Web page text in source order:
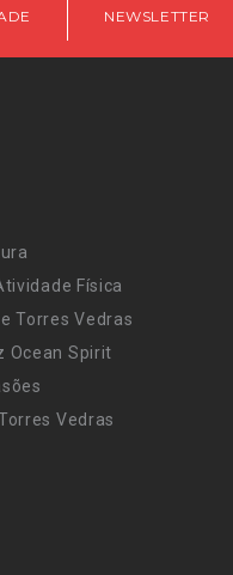
NEWSLETTER
Física
Torres Vedras
Ocean Spirit
Vedras